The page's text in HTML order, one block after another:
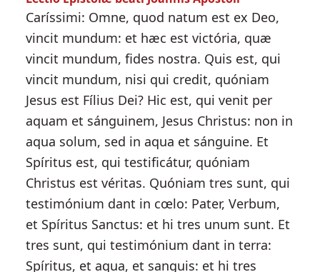
Caríssimi: Omne, quod natum est ex Deo,
vincit mundum: et hæc est victória, quæ
vincit mundum, fides nostra. Quis est, qui
vincit mundum, nisi qui credit, quóniam
Jesus est Fílius Dei? Hic est, qui venit per
aquam et sánguinem, Jesus Christus: non in
aqua solum, sed in aqua et sánguine. Et
Spíritus est, qui testificátur, quóniam
Christus est véritas. Quóniam tres sunt, qui
testimónium dant in cœlo: Pater, Verbum,
et Spíritus Sanctus: et hi tres unum sunt. Et
tres sunt, qui testimónium dant in terra:
Spíritus, et aqua, et sanguis: et hi tres